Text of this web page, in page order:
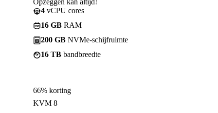
Opzeggen kan altijd!
4 vCPU cores
16 GB RAM
200 GB NVMe-schijfruimte
16 TB bandbreedte
66% korting
KVM 8